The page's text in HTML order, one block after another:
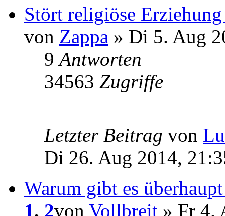
Stört religiöse
von Zappa » Di 5. Aug
9Antworten
34563 Zugriffe
Letzter Beitrag von
Di 26. Aug 2014,
Warum gibt es
1, 2von Vollbreit » Fr 4.